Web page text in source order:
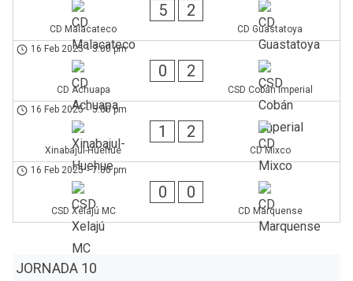
CD Malacateco
5 2
CD Guastatoya
16 Feb 2025 - 3:00 pm
CD Achuapa
0 2
CSD Cobán Imperial
16 Feb 2025 - 5:00 pm
Xinabajul-Huehue
1 2
CD Mixco
16 Feb 2025 - 7:00 pm
CSD Xelajú MC
0 0
CD Marquense
JORNADA 10